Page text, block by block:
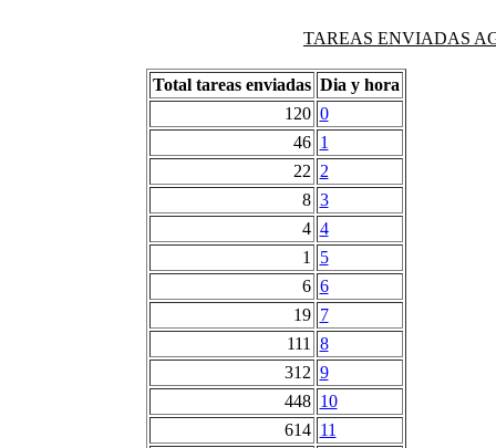
TAREAS ENVIADAS
Total tareas enviadas Dia y hora
120 0
46 1
22 2
8 3
4 4
1
5
6 6
19 7
111
8
312 9
448 10
614 11